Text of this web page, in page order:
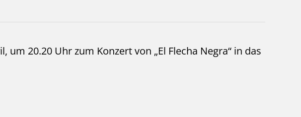
20.20 Uhr zum Konzert von „El Flecha Negra“ in das